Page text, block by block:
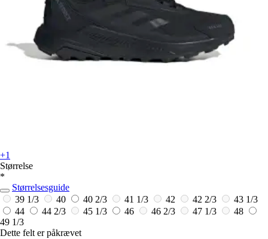
+1
Størrelse
*
Størrelsesguide
39 1/3
40 40 2/3 41 1/3 42 42 2/3
43 1/3
44
44 2/3 45 1/3 46 46 2/3 47 1/3
48
49 1/3
Dette felt er påkrævet